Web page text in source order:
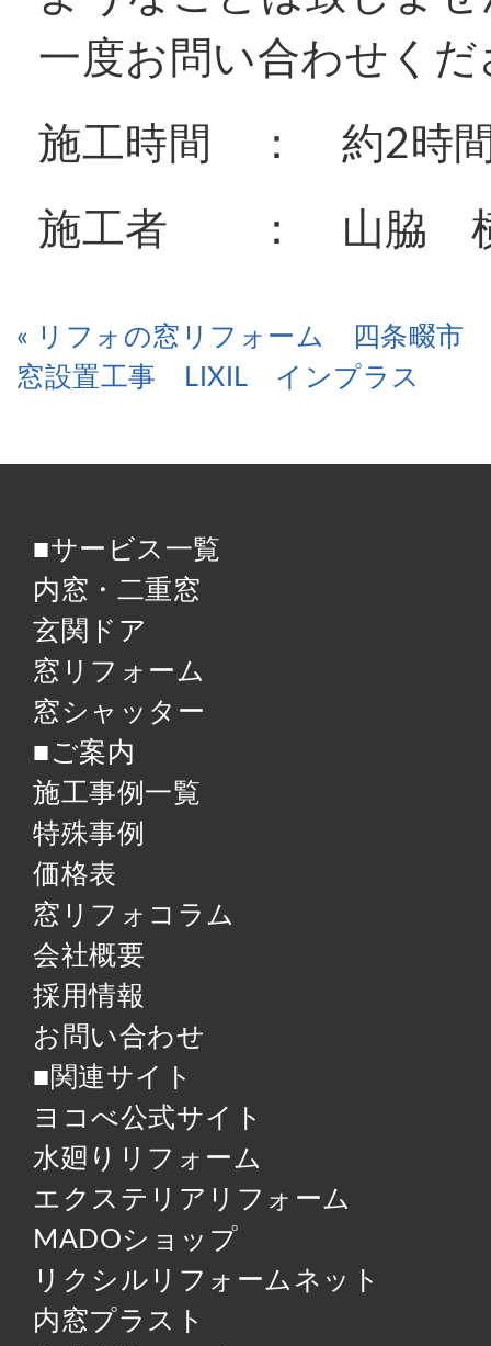
一度お問い合わせくだ
施工時間 ： 約2時
施工者 ： 山脇
« リフォの窓リフォーム 四条畷市
窓設置工事 LIXIL インプラス
■サービス一覧
内窓・二重窓
玄関ドア
窓リフォーム
窓シャッター
■ご案内
施工事例一覧
特殊事例
価格表
窓リフォコラム
会社概要
採用情報
お問い合わせ
■関連サイト
ヨコべ公式サイト
水廻りリフォーム
エクステリアリフォーム
MADOショップ
リクシルリフォームネット
内窓プラスト